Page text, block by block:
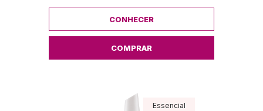
CONHECER
COMPRAR
Essencial